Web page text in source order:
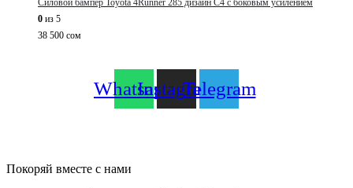
Силовой бампер Toyota 4Runner 285 дизайн C4 с боковым усилением
0 из 5
38 500 сом
WhatsappInstagramTelegram
Покоряй вместе с нами